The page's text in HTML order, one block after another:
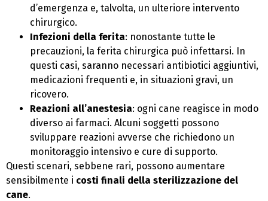
d’emergenza e, talvolta, un ulteriore intervento
chirurgico.
Infezioni della ferita: nonostante tutte le
precauzioni, la ferita chirurgica può infettarsi. In
questi casi, saranno necessari antibiotici aggiuntivi,
medicazioni frequenti e, in situazioni gravi, un
ricovero.
Reazioni all’anestesia: ogni cane reagisce in modo
diverso ai farmaci. Alcuni soggetti possono
sviluppare reazioni avverse che richiedono un
monitoraggio intensivo e cure di supporto.
Questi scenari, sebbene rari, possono aumentare
sensibilmente i costi finali della sterilizzazione del
cane.